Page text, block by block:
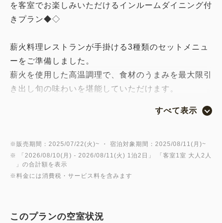
を客室でお楽しみいただけるインルームダイニング付
きプラン◆◇
薪火料理レストランが手掛ける3種類のセットメニュ
ーをご準備しました。
薪火を使用した高温調理で、食材のうまみを最大限引
き出し旬の味わいを堪能していただけます。
& Deli GINZA-にてドリンクやお菓子と交換できる
お食事はデリバリーロボットがお部屋までお届け。ロ
ボットがお部屋に到着すると、お部屋の内線電話にて
暗証番号メッセージが流れますので、暗証番号を入力
【プラン注意事項】
すべて表示
※販売期間：2025/07/22(火)~ ・ 宿泊対象期間：2025/08/11(月)~
※ 「 2026/08/10(月) - 2026/08/11(火) 1泊2日 」 「客室1室 大人2人
」の合計額を表示
※料金には消費税・サービス料を含みます
このプランの空室状況